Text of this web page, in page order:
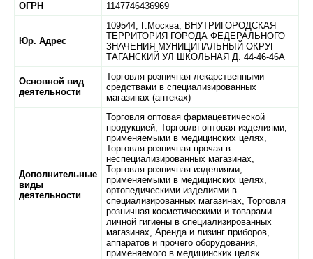
ОГРН
1147746436969
Юр. Адрес
109544, Г.Москва, ВНУТРИГОРОДСКАЯ
ТЕРРИТОРИЯ ГОРОДА ФЕДЕРАЛЬНОГО
ЗНАЧЕНИЯ МУНИЦИПАЛЬНЫЙ ОКРУГ
ТАГАНСКИЙ УЛ ШКОЛЬНАЯ Д. 44-46-46А
Основной вид
деятельности
Торговля розничная лекарственными
средствами в специализированных
магазинах (аптеках)
Дополнительные
виды
деятельности
Торговля оптовая фармацевтической
продукцией, Торговля оптовая изделиями,
применяемыми в медицинских целях,
Торговля розничная прочая в
неспециализированных магазинах,
Торговля розничная изделиями,
применяемыми в медицинских целях,
ортопедическими изделиями в
специализированных магазинах, Торговля
розничная косметическими и товарами
личной гигиены в специализированных
магазинах, Аренда и лизинг приборов,
аппаратов и прочего оборудования,
применяемого в медицинских целях